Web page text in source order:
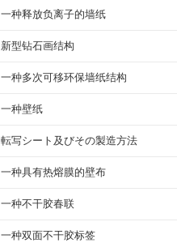
一种释放负离子的墙纸
新型钻石画结构
一种多次可移环保墙纸结构
一种壁纸
転写シート及びその製造方法
一种具有热熔膜的壁布
一种不干胶春联
一种双面不干胶标签